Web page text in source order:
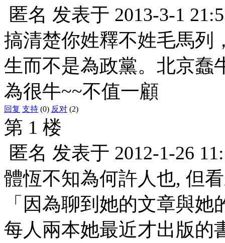
匿名 发表于 2013-3-1
搞清楚你姓釋不姓毛馬列
生而不是為政黨。北京蠢
為很牛~~不值一顧
回复 支持 (0) 反对 (2)
第 1 楼
匿名 发表于 2012-1-26
體恆不知為何許人也, 但
「因為聊到她的文章與
每人兩本她最近才出版的